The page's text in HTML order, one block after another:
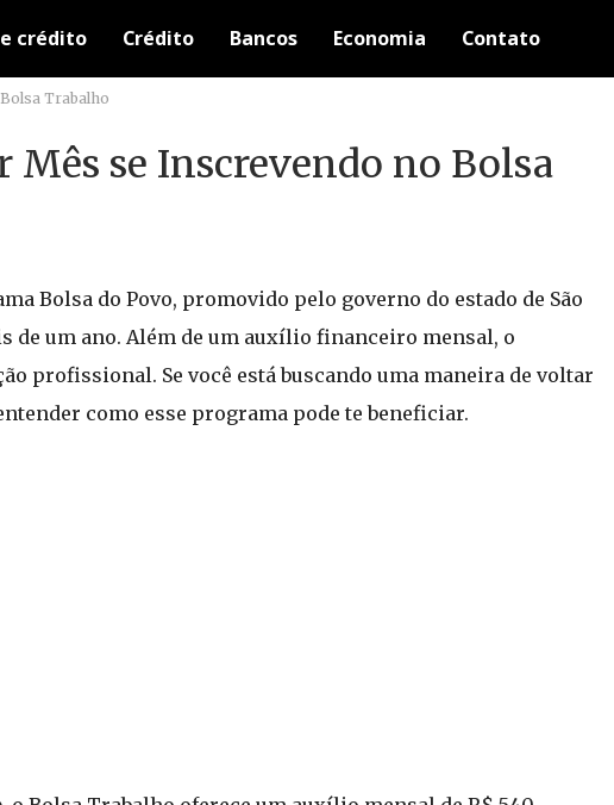
crédito Crédito Bancos Economia Contato
Trabalho
Mês se Inscrevendo no Bolsa
Bolsa do Povo, promovido pelo governo do estado de São
de um ano. Além de um auxílio financeiro mensal, o
profissional. Se você está buscando uma maneira de voltar
como esse programa pode te beneficiar.